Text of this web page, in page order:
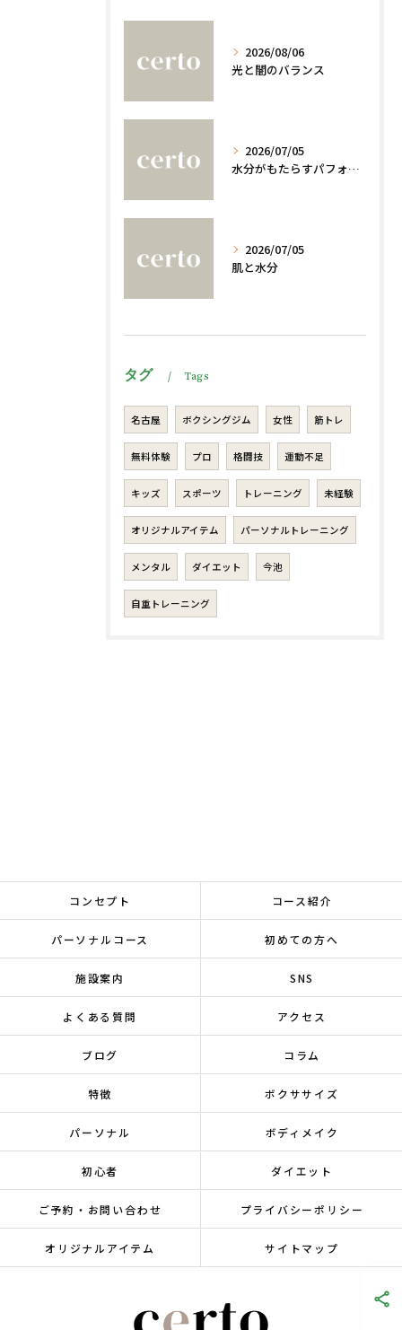
2026/08/06
光と闇のバランス
2026/07/05
水分がもたらすパフォーマンスへの影響
2026/07/05
肌と水分
タグ Tags
名古屋 ボクシングジム 女性 筋トレ
無料体験 プロ 格闘技 運動不足
キッズ スポーツ トレーニング 未経験
オリジナルアイテム パーソナルトレーニング
メンタル ダイエット 今池
自重トレーニング
コンセプト コース紹介
パーソナルコース 初めての方へ
施設案内 SNS
よくある質問 アクセス
ブログ コラム
特徴 ボクササイズ
パーソナル ボディメイク
初心者 ダイエット
ご予約・お問い合わせ プライバシーポリシー
オリジナルアイテム サイトマップ